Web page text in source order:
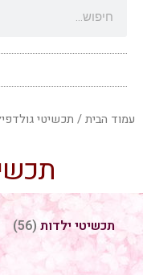
עמוד הבית/ תכשיטי
תכשיטי ילדות (56)